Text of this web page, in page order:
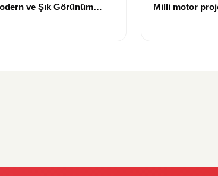
ve Şık Görünüm
Milli motor